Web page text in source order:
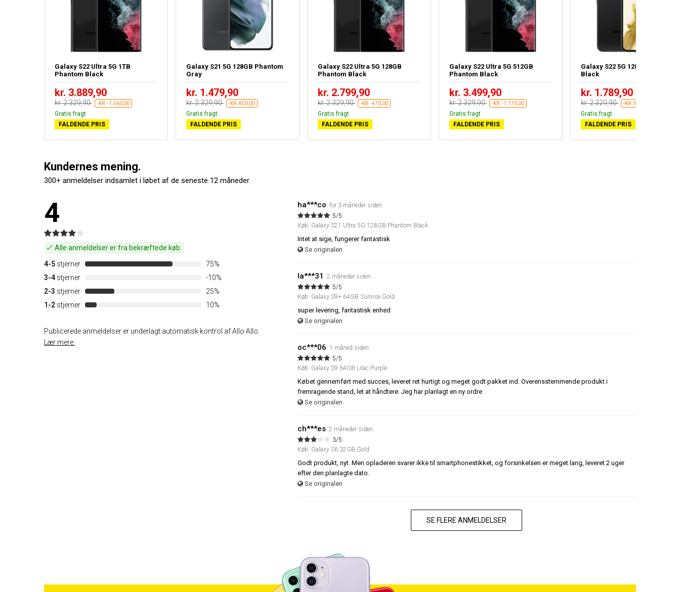
Galaxy S22 Ultra 5G 1TB
Phantom Black
kr. 3.889,90
kr. 2.329,90 -KR. -1.560,00
Gratis fragt
FALDENDE PRIS
Galaxy S21 5G 128GB Phantom
Gray
kr. 1.479,90
kr. 2.329,90 -KR. 850,00
Gratis fragt
FALDENDE PRIS
Galaxy S22 Ultra 5G 128GB
Phantom Black
kr. 2.799,90
kr. 2.329,90 -KR. -470,00
Gratis fragt
FALDENDE PRIS
Galaxy S22 Ultra 5G 512GB
Phantom Black
kr. 3.499,90
kr. 2.329,90 -KR. -1.170,00
Gratis fragt
FALDENDE PRIS
Galaxy S22 5G 128GB Phantom
Black
kr. 1.789,90
kr. 2.329,90 -KR. 540,00
Gratis fragt
FALDENDE PRIS
Kundernes mening.
300+ anmeldelser indsamlet i løbet af de seneste 12 måneder.
4
Alle anmeldelser er fra bekræftede køb.
4-5 stjerner
75%
3-4 stjerner
-10%
2-3 stjerner
25%
1-2 stjerner 10%
Publicerede anmeldelser er underlagt automatisk kontrol af Allo Allo.
Lær mere.
ha***co for 3 måneder siden
5/5
Køb: Galaxy S21 Ultra 5G 128GB Phantom Black
Intet at sige, fungerer fantastisk
Se originalen
la***31
2 måneder siden
5/5
Køb: Galaxy S9+ 64GB Sunrise Gold
super levering, fantastisk enhed
Se originalen
oc***06 1 måned siden
5/5
Køb: Galaxy S9 64GB Lilac Purple
Købet gennemført med succes, leveret ret hurtigt og meget godt pakket ind. Overensstemmende produkt i
fremragende stand, let at håndtere. Jeg har planlagt en ny ordre
Se originalen
ch***es 2 måneder siden
3/5
Køb: Galaxy S6 32GB Gold
Godt produkt, nyt. Men opladeren svarer ikke til smartphonestikket, og forsinkelsen er meget lang, leveret 2 uger
efter den planlagte dato.
Se originalen
SE FLERE ANMELDELSER